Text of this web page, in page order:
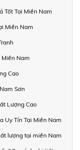
Tốt Tại Miền Nam
Miền Nam
Miền Nam
Cao
Sơn
Lượng Cao
Uy Tín Tại Miền Nam
lượng tại miền Nam